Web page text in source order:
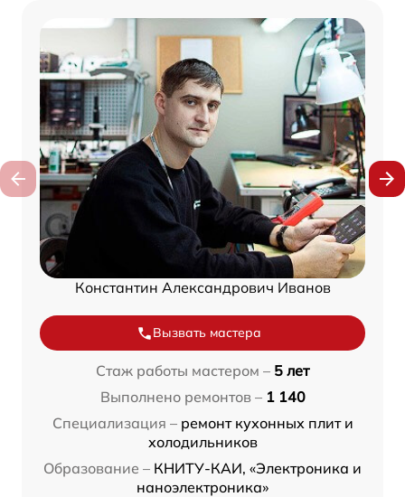
Константин Александрович Иванов
Вызвать мастера
Стаж работы мастером – 5 лет
Выполнено ремонтов – 1 140
Специализация – ремонт кухонных плит и
холодильников
Образование – КНИТУ-КАИ, «Электроника и
наноэлектроника»